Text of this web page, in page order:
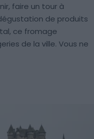
faire un tour à
de produits
ce fromage
de la ville. Vous ne